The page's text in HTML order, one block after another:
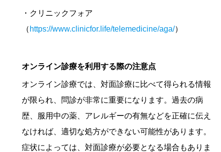
・クリニックフォア
（ https://www.clinicfor.life/telemedicine/aga/）
オンライン診療を利用する際の注意点
オンライン診療では、対面診療に比べて得られる情報
が限られ、問診が非常に重要になります。過去の病
歴、服用中の薬、アレルギーの有無などを正確に伝え
なければ、適切な処方ができない可能性があります。
症状によっては、対面診療が必要となる場合もありま